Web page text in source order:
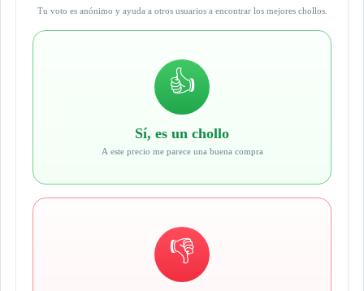
Tu voto es anónimo y ayuda a otros usuarios a encontrar los mejores chollos.
👍
Sí, es un chollo
A este precio me parece una buena compra
👎